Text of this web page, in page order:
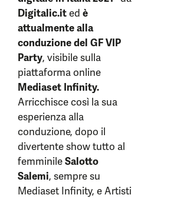
Digitalic.ited è
attualmente alla
conduzione del GF VIP
Party, visibile sulla
piattaforma online
Mediaset Infinity.
Arricchisce così la sua
esperienza alla
conduzione, dopo il
divertente show tutto al
femminileSalotto
Salemi, sempre su
Mediaset Infinity, e Artisti